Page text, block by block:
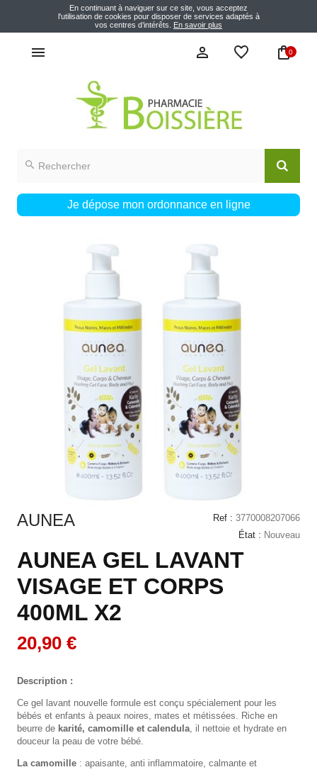
En continuant à naviguer sur ce site, vous acceptez
l'utilisation de cookies pour disposer de services adaptés à
vos centres d’intérêts. En savoir plus
0
Je dépose mon ordonnance en ligne
AUNEA Ref : 3770008207066
État : Nouveau
AUNEA GEL LAVANT
VISAGE ET CORPS
400ML X2
20,90 €
Description :
Ce gel lavant nouvelle formule est conçu spécialement pour les
bébés et enfants à peaux noires, mates et métissées. Riche en
beurre de karité, camomille et calendula, il nettoie et hydrate en
douceur la peau de votre bébé.
La camomille : apaisante, anti inflammatoire, calmante et